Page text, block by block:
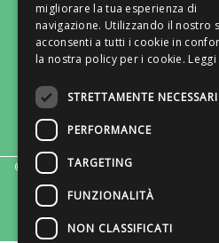
Tel. 0376-775130 - Fax 0376-
Lun-Ven: ore 9:00/13:00 - 14:30/
Email:
Recapito Skype: servizioclientiratio
© 2026 TUTTI I DIRITTI RISERVATI -
Crediti immagini: bigstockphoto | generate
Generativa
migliorare la tua esperienza di
navigazione. Utilizzando il nostro
acconsenti a tutti i cookie in
la nostra policy per i cookie.
STRETTAMENTE NECESSARI
PERFORMANCE
TARGETING
FUNZIONALITÀ
NON CLASSIFICATI